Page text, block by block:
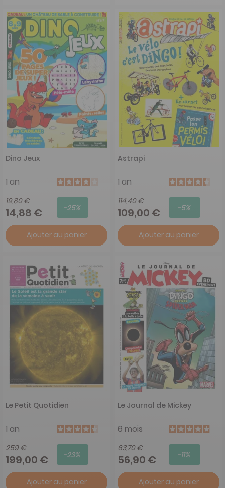
Dino Jeux
1 an
19,80 €
14,88 € -25%
Ajouter au panier
Astrapi
1 an
114,40 €
109,00 € -5%
Ajouter au panier
Le Petit Quotidien
1 an
259 €
199,00 € -23%
Ajouter au panier
Le Journal de Mickey
6 mois
63,70 €
56,90 € -11%
Ajouter au panier